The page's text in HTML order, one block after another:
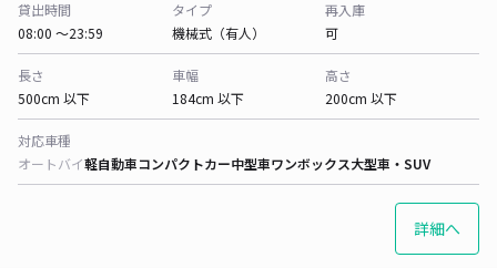
貸出時間
08:00 〜23:59
タイプ
機械式（有人）
再入庫
可
長さ
500cm 以下
車幅
184cm 以下
高さ
200cm 以下
対応車種
オートバイ軽自動車コンパクトカー中型車ワンボックス大型車・SUV
詳細へ